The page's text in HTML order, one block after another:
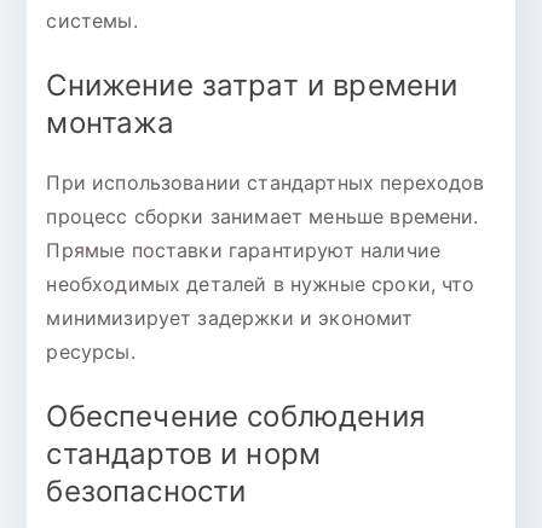
системы.
Снижение затрат и времени
монтажа
При использовании стандартных переходов
процесс сборки занимает меньше времени.
Прямые поставки гарантируют наличие
необходимых деталей в нужные сроки, что
минимизирует задержки и экономит
ресурсы.
Обеспечение соблюдения
стандартов и норм
безопасности